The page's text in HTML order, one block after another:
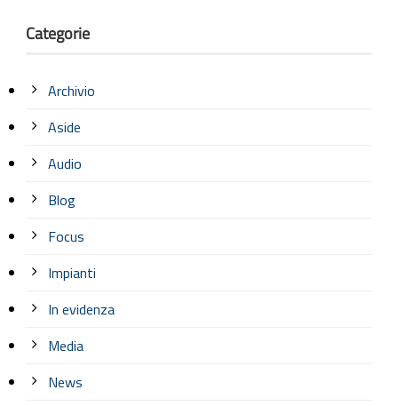
Categorie
Archivio
Aside
Audio
Blog
Focus
Impianti
In evidenza
Media
News